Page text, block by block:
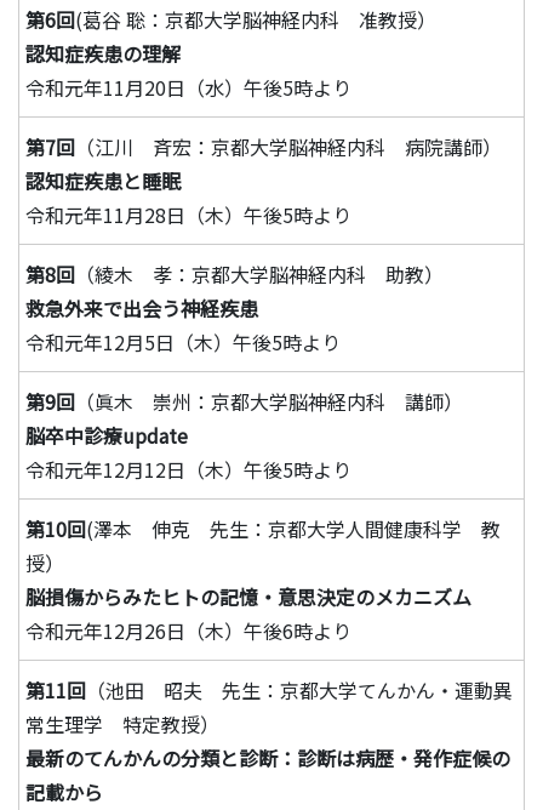
第6回(葛谷 聡：京都大学脳神経内科 准教授）
認知症疾患の理解
令和元年11月20日（水）午後5時より
第7回 （江川 斉宏：京都大学脳神経内科 病院講師）
認知症疾患と睡眠
令和元年11月28日（木）午後5時より
第8回 （綾木 孝：京都大学脳神経内科 助教）
救急外来で出会う神経疾患
令和元年12月5日（木）午後5時より
第9回 （眞木 崇州：京都大学脳神経内科 講師）
脳卒中診療update
令和元年12月12日（木）午後5時より
第10回(澤本 伸克 先生：京都大学人間健康科学 教
授）
脳損傷からみたヒトの記憶・意思決定のメカニズム
令和元年12月26日（木）午後6時より
第11回 （池田 昭夫 先生：京都大学てんかん・運動異
常生理学 特定教授）
最新のてんかんの分類と診断：診断は病歴・発作症候の
記載から